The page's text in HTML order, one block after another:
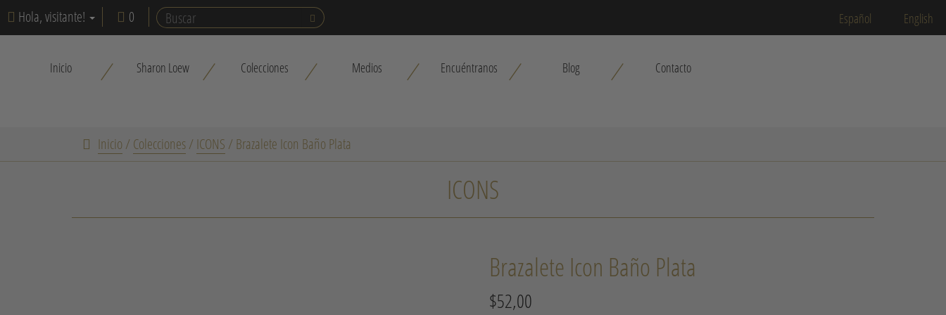
Español English
Hola, visitante! 0
Inicio Sharon Loew Colecciones Medios Encuéntranos Blog Contacto
Inicio/Colecciones/ICONS /Brazalete Icon Baño Plata
ICONS
Brazalete Icon Baño Plata
$52,00